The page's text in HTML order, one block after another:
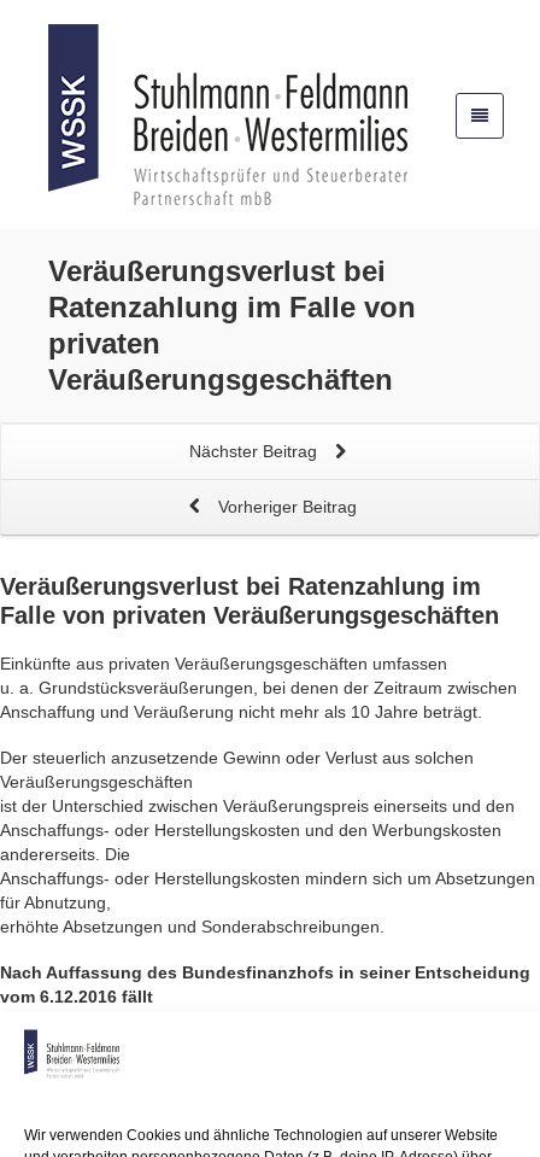
Wir verwenden Cookies und ähnliche Technologien auf unserer Website
Veräußerungsverlust bei
Ratenzahlung im Falle von
privaten
Veräußerungsgeschäften
Nächster Beitrag
Vorheriger Beitrag
Veräußerungsverlust bei Ratenzahlung im
Falle von privaten Veräußerungsgeschäften
Einkünfte aus privaten Veräußerungsgeschäften umfassen
u. a. Grundstücksveräußerungen, bei denen der Zeitraum zwischen
Anschaffung und Veräußerung nicht mehr als 10 Jahre beträgt.
Der steuerlich anzusetzende Gewinn oder Verlust aus solchen
Veräußerungsgeschäften
ist der Unterschied zwischen Veräußerungspreis einerseits und den
Anschaffungs- oder Herstellungskosten und den Werbungskosten
andererseits. Die
Anschaffungs- oder Herstellungskosten mindern sich um Absetzungen
für Abnutzung,
erhöhte Absetzungen und Sonderabschreibungen.
Nach Auffassung des Bundesfinanzhofs in seiner Entscheidung
vom 6.12.2016 fällt
verschiedenen Veranlagungszeiträumen – der
Veräußerungsverlust
in den jeweiligen Veranlagungszeiträumen der Zahlungszuflüsse